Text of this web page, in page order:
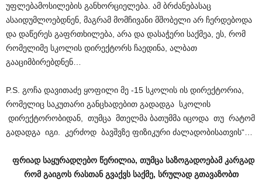
უფლებამოსილების განხორციელება. ამ ბრძანებასაც
ასაიდუმლოებდნენ, მაგრამ მომჩივანი მშობელი არ ჩერდებოდა
და დაწერეს გაფრთხილება, არა და დასაჭერი საქმეა, ეს, რომ
რომელიმე სკოლის დირექტორს ჩაედინა, ალბათ
გააციმბირებდნენ…
P.S. გოჩა დავითაძე ყოფილი მე -15 სკოლის ის დირექტორია,
რომელიც საკუთარი განცხადებით გადადგა სკოლის
დირექტორობიდან, თუმცა მთელმა ბათუმმა იცოდა თუ რატომ
გადადგა იგი. კერძოდ ბავშვზე ფიზიკური ძალადობისათვის“…
ფრიად საყურადღებო წერილია, თუმცა საზოგადოებამ კარგად
რომ გაიგოს რასთან გვაქვს საქმე, სრულად გთავაზობთ